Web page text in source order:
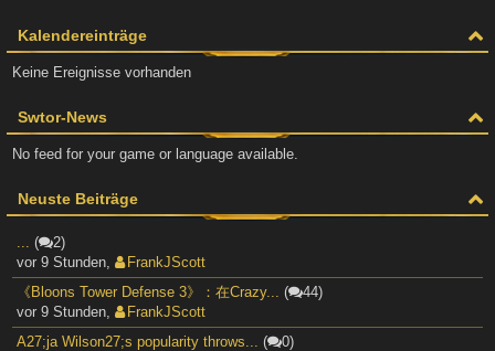
Kalendereinträge
Keine Ereignisse vorhanden
Swtor-News
No feed for your game or language available.
Neuste Beiträge
... (
2)
vor 9 Stunden,
FrankJScott
《Bloons Tower Defense 3》：在Crazy... (
44)
vor 9 Stunden,
FrankJScott
A27;ja Wilson27;s popularity throws... (
0)